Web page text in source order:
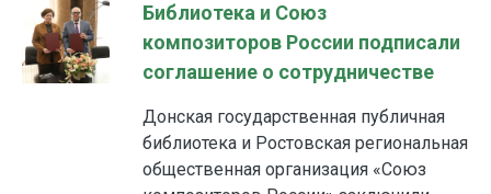
Библиотека и Союз
композиторов России подписали
соглашение о сотрудничестве
Донская государственная публичная
библиотека и Ростовская региональная
общественная организация «Союз